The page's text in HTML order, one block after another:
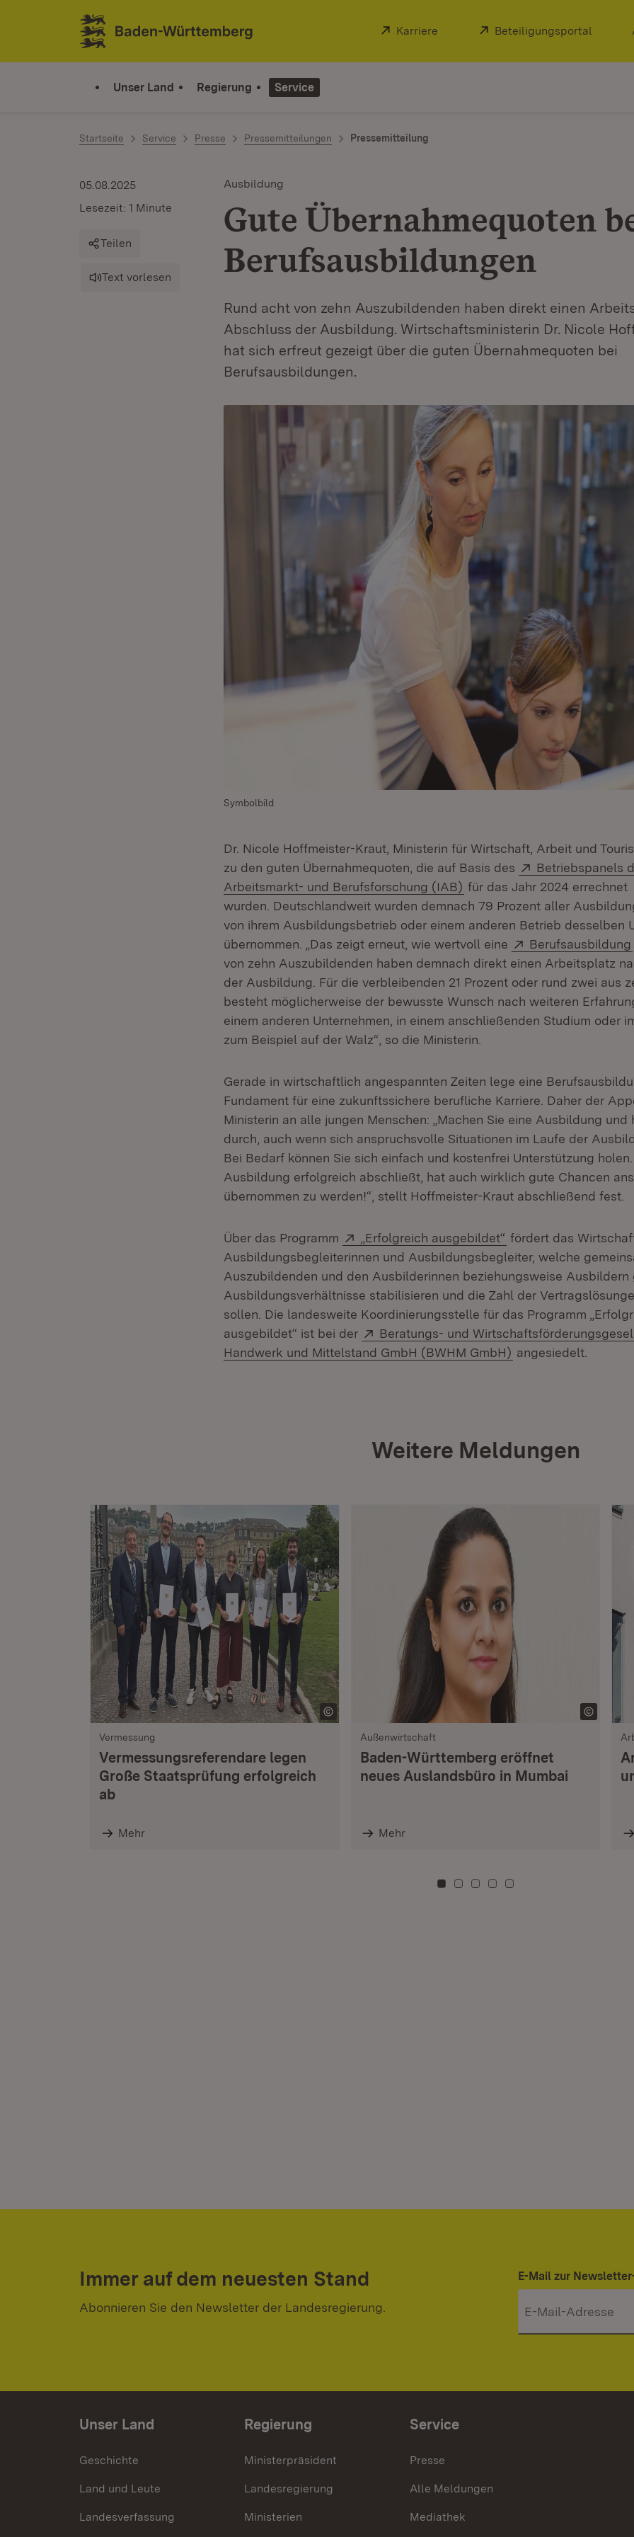
Zum Inhalt springen
Link zur Startseite
Extern:
Karriere (Öffnet in neuem Fenster)
Extern:
Beteiligungsportal
Unser Land Regierung Service
Startseite Service Presse Pressemitteilungen Pressemitteilung
Ausbildung
Gute Übernahmequoten
Berufsausbildungen
Rund acht von zehn Auszubildenden haben direkt einen
Abschluss der Ausbildung. Wirtschaftsministerin Dr. Nicole
hat sich erfreut gezeigt über die guten Übernahmequoten bei
Berufsausbildungen.
05.08.2025
Lesezeit: 1 Minute
Teilen
Text vorlesen
Symbolbild
Dr. Nicole Hoffmeister-Kraut, Ministerin für Wirtschaft, Arbeit und
zu den guten Übernahmequoten, die auf Basis des
Extern:
Betriebspanels
Arbeitsmarkt- und Berufsforschung (IAB) (Öffnet in neuem Fenster)
für das Jahr 2024 errechnet
wurden. Deutschlandweit wurden demnach 79 Prozent aller
von ihrem Ausbildungsbetrieb oder einem anderen Betrieb desselben
übernommen. „Das zeigt erneut, wie wertvoll eine
Extern:
Berufsausbildung
von zehn Auszubildenden haben demnach direkt einen Arbeitsplatz
der Ausbildung. Für die verbleibenden 21 Prozent oder rund zwei aus
besteht möglicherweise der bewusste Wunsch nach weiteren
einem anderen Unternehmen, in einem anschließenden Studium oder
zum Beispiel auf der Walz“, so die Ministerin.
Gerade in wirtschaftlich angespannten Zeiten lege eine
Fundament für eine zukunftssichere berufliche Karriere. Daher der
Ministerin an alle jungen Menschen: „Machen Sie eine Ausbildung und
durch, auch wenn sich anspruchsvolle Situationen im Laufe der
Bei Bedarf können Sie sich einfach und kostenfrei Unterstützung
Ausbildung erfolgreich abschließt, hat auch wirklich gute Chancen
übernommen zu werden!“, stellt Hoffmeister-Kraut abschließend fest.
Über das Programm Extern:
„Erfolgreich ausgebildet“ (Öffnet in neuem
fördert das
Ausbildungsbegleiterinnen und Ausbildungsbegleiter, welche
Auszubildenden und den Ausbilderinnen beziehungsweise Ausbildern
Ausbildungsverhältnisse stabilisieren und die Zahl der
sollen. Die landesweite Koordinierungsstelle für das Programm
ausgebildet“ ist bei der
Extern:
Beratungs- und
Handwerk und Mittelstand GmbH (BWHM GmbH) (Öffnet in neuem
angesiedelt.
Weitere Meldungen
Vermessung
Vermessungsreferendare legen
Große Staatsprüfung erfolgreich
ab
Mehr
Außenwirtschaft
Baden-Württemberg eröffnet
neues Auslandsbüro in Mumbai
Mehr
Zu Kachel: 0
Zu Kachel: 3
Zu Kachel: 6
Zu Kachel: 9
Zu Kachel: 12
Immer auf dem neuesten Stand
Abonnieren Sie den Newsletter der Landesregierung.
E-Mail zur
Unser Land
Geschichte
Land und Leute
Landesverfassung
Regierung
Ministerpräsident
Landesregierung
Ministerien
Service
Presse
Alle Meldungen
Mediathek